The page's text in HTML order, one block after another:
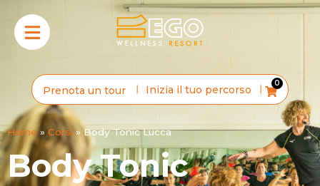
Prenota un tour Inizia il tuo percorso 0
Home»Corsi »Body Tonic Lucca
Body Tonic